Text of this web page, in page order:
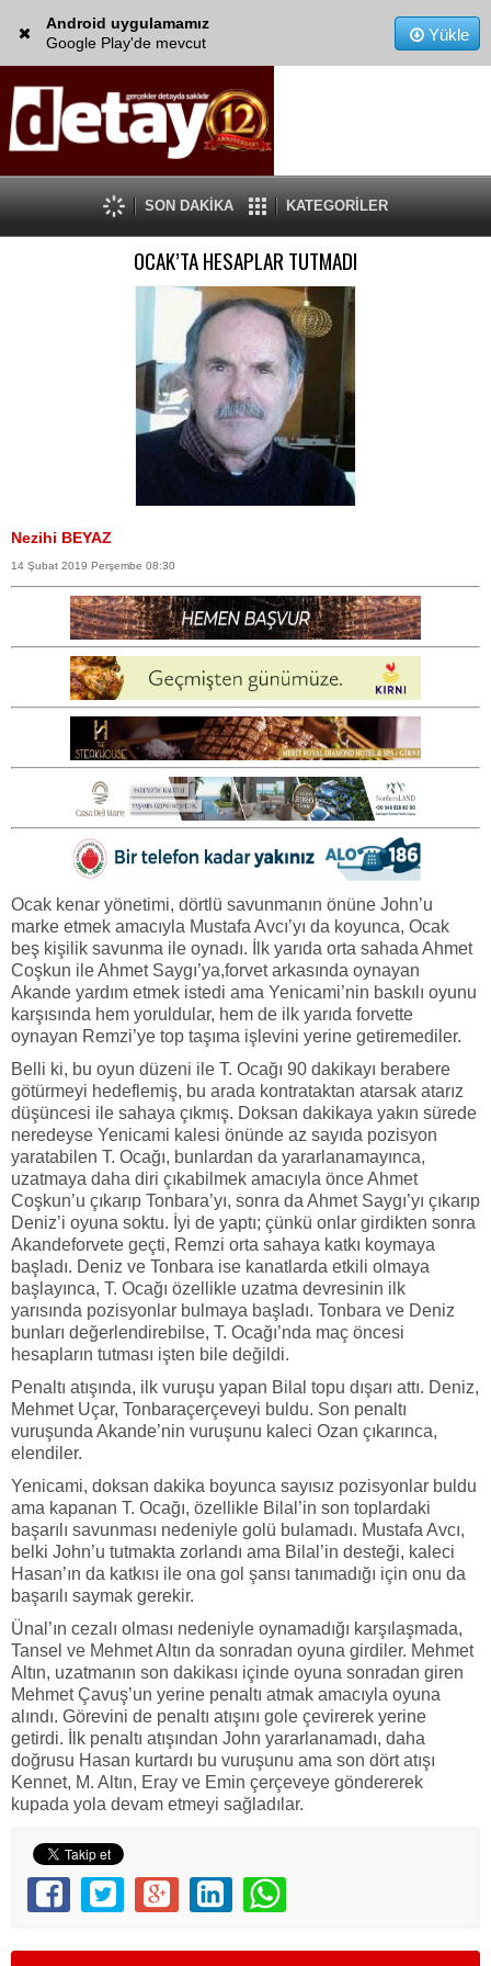
Android uygulamamız
Google Play'de mevcut
Yükle
SON DAKİKA KATEGORİLER
OCAK’TA HESAPLAR TUTMADI
Nezihi BEYAZ
14 Şubat 2019 Perşembe 08:30
Ocak kenar yönetimi, dörtlü savunmanın önüne John’u
marke etmek amacıyla Mustafa Avcı’yı da koyunca, Ocak
beş kişilik savunma ile oynadı. İlk yarıda orta sahada Ahmet
Coşkun ile Ahmet Saygı’ya,forvet arkasında oynayan
Akande yardım etmek istedi ama Yenicami’nin baskılı oyunu
karşısında hem yoruldular, hem de ilk yarıda forvette
oynayan Remzi’ye top taşıma işlevini yerine getiremediler.
Belli ki, bu oyun düzeni ile T. Ocağı 90 dakikayı berabere
götürmeyi hedeflemiş, bu arada kontrataktan atarsak atarız
düşüncesi ile sahaya çıkmış. Doksan dakikaya yakın sürede
neredeyse Yenicami kalesi önünde az sayıda pozisyon
yaratabilen T. Ocağı, bunlardan da yararlanamayınca,
uzatmaya daha diri çıkabilmek amacıyla önce Ahmet
Coşkun’u çıkarıp Tonbara’yı, sonra da Ahmet Saygı’yı çıkarıp
Deniz’i oyuna soktu. İyi de yaptı; çünkü onlar girdikten sonra
Akandeforvete geçti, Remzi orta sahaya katkı koymaya
başladı. Deniz ve Tonbara ise kanatlarda etkili olmaya
başlayınca, T. Ocağı özellikle uzatma devresinin ilk
yarısında pozisyonlar bulmaya başladı. Tonbara ve Deniz
bunları değerlendirebilse, T. Ocağı’nda maç öncesi
hesapların tutması işten bile değildi.
Penaltı atışında, ilk vuruşu yapan Bilal topu dışarı attı. Deniz,
Mehmet Uçar, Tonbaraçerçeveyi buldu. Son penaltı
vuruşunda Akande’nin vuruşunu kaleci Ozan çıkarınca,
elendiler.
Yenicami, doksan dakika boyunca sayısız pozisyonlar buldu
ama kapanan T. Ocağı, özellikle Bilal’in son toplardaki
başarılı savunması nedeniyle golü bulamadı. Mustafa Avcı,
belki John’u tutmakta zorlandı ama Bilal’in desteği, kaleci
Hasan’ın da katkısı ile ona gol şansı tanımadığı için onu da
başarılı saymak gerekir.
Ünal’ın cezalı olması nedeniyle oynamadığı karşılaşmada,
Tansel ve Mehmet Altın da sonradan oyuna girdiler. Mehmet
Altın, uzatmanın son dakikası içinde oyuna sonradan giren
Mehmet Çavuş’un yerine penaltı atmak amacıyla oyuna
alındı. Görevini de penaltı atışını gole çevirerek yerine
getirdi. İlk penaltı atışından John yararlanamadı, daha
doğrusu Hasan kurtardı bu vuruşunu ama son dört atışı
Kennet, M. Altın, Eray ve Emin çerçeveye göndererek
kupada yola devam etmeyi sağladılar.